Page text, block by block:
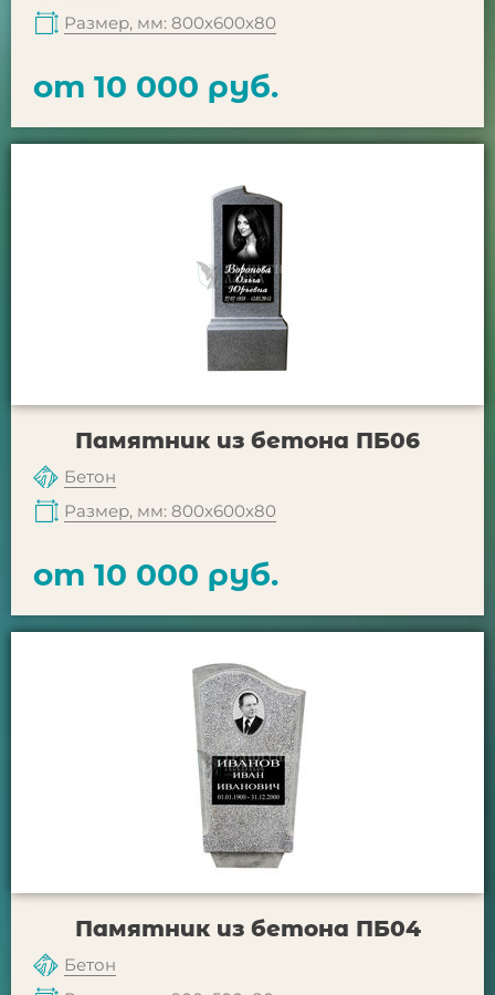
Размер, мм: 800х600х80
от 10 000 руб.
Памятник из бетона ПБ06
Бетон
Размер, мм: 800х600х80
от 10 000 руб.
Памятник из бетона ПБ04
Бетон